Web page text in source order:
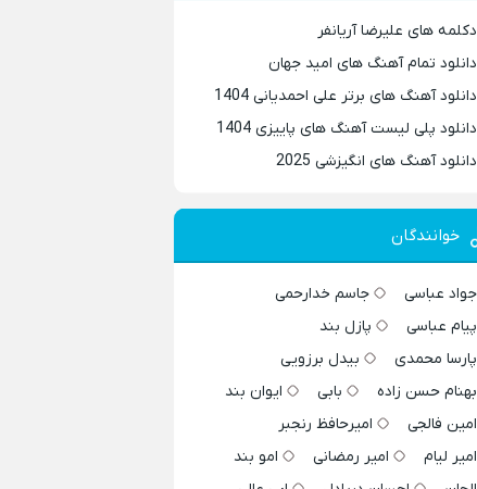
دکلمه های علیرضا آریانفر
دانلود تمام آهنگ های امید جهان
دانلود آهنگ های برتر علی احمدیانی 1404
دانلود پلی لیست آهنگ های پاییزی 1404
دانلود آهنگ های انگیزشی 2025
خوانندگان
جواد عباسی
جاسم خدارحمی
پیام عباسی
پازل بند
پارسا محمدی
بیدل برزویی
بهنام حسن زاده
بابی
ایوان بند
امین فالجی
امیرحافظ رنجبر
امیر لیام
امیر رمضانی
امو بند